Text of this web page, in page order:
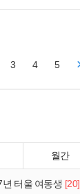
3 4 5
월간
터울 여동생 [20]